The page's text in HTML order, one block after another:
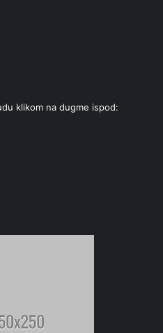
klikom na dugme ispod: